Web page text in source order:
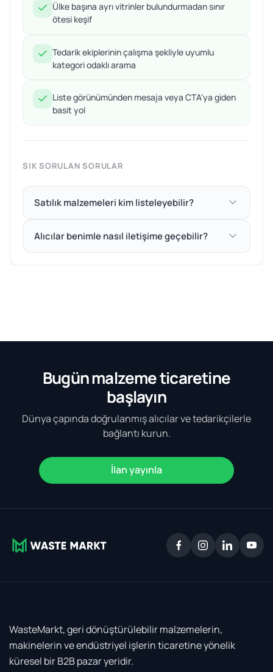
Ülke başına ayrı vitrinler bulundurmadan sınır
ötesi keşif
Tedarik ekiplerinin çalışma şekliyle uyumlu
kategori odaklı arama
Liste görünümünden mesaja veya CTA'ya giden
basit yol
SIK SORULAN SORULAR
Satılık malzemeleri kim listeleyebilir?
Alıcılar benimle nasıl iletişime geçebilir?
Bugün malzeme ticaretine
başlayın
Dünya çapında doğrulanmış alıcılar ve tedarikçilerle
bağlantı kurun.
İlan yayınla
WasteMarkt, geri dönüştürülebilir malzemelerin,
makinelerin ve endüstriyel işlerin ticaretine yönelik
küresel bir B2B pazar yeridir.